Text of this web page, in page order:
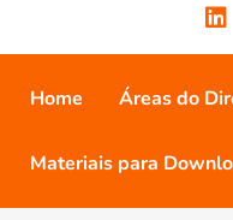
Home Áreas do
Materiais para